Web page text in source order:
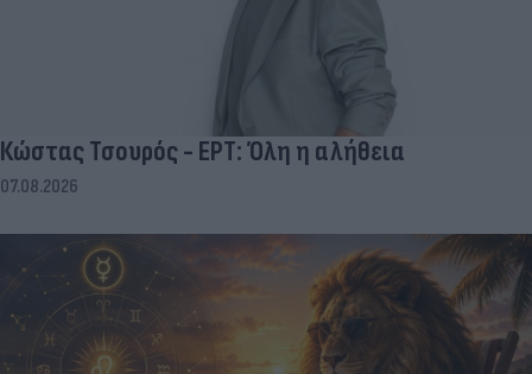
Κώστας Τσουρός - ΕΡΤ: Όλη η αλήθεια
07.08.2026